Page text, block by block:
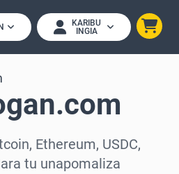
KARIBU
INGIA
Ethereum, USDC,
tu unapomaliza